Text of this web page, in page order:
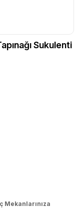
Sukulenti
Mekanlarınıza